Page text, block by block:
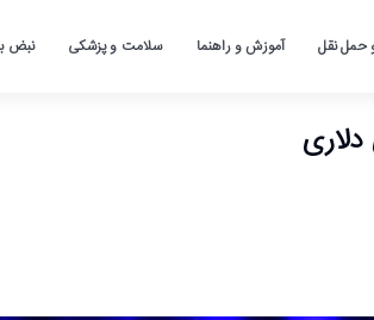
حمل نقل آموزش و راهنما سلامت و پزشکی نبض